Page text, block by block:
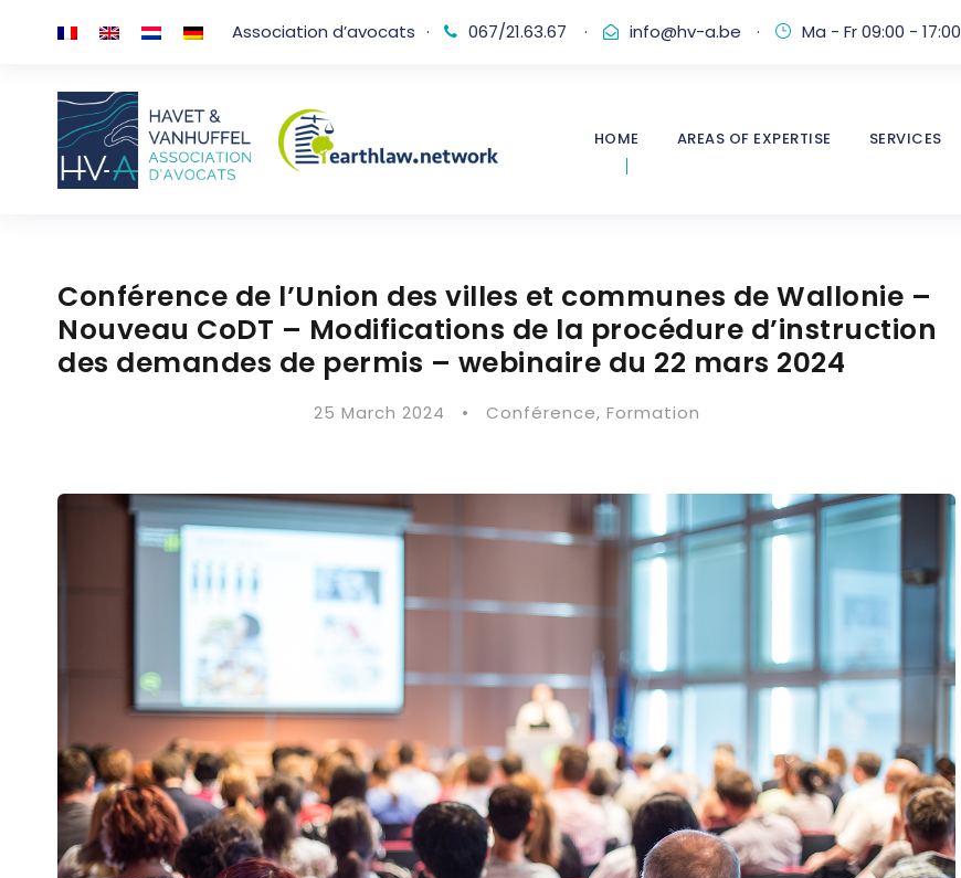
Association d’avocats · 067/21.63.67 · info@hv-a.be · Ma - Fr 09:00 - 17:00
HOME AREAS OF EXPERTISE SERVICES
Conférence de l’Union des villes et communes de Wallonie –
Nouveau CoDT – Modifications de la procédure d’instruction
des demandes de permis – webinaire du 22 mars 2024
25 March 2024 • Conférence, Formation